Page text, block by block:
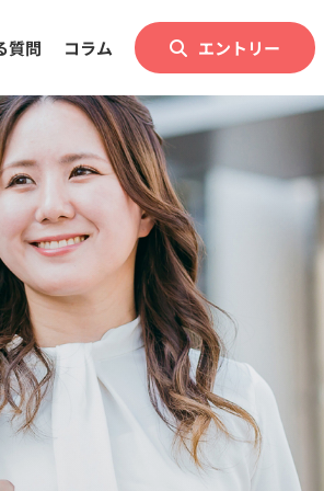
質問 コラム エントリー